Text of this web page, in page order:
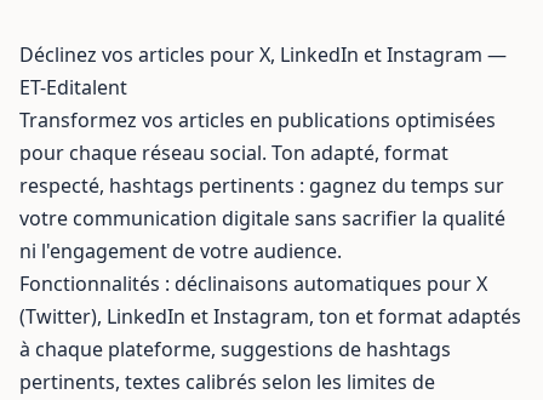
Déclinez vos articles pour X, LinkedIn et Instagram —
ET-Editalent
Transformez vos articles en publications optimisées
pour chaque réseau social. Ton adapté, format
respecté, hashtags pertinents : gagnez du temps sur
votre communication digitale sans sacrifier la qualité
ni l'engagement de votre audience.
Fonctionnalités : déclinaisons automatiques pour X
(Twitter), LinkedIn et Instagram, ton et format adaptés
à chaque plateforme, suggestions de hashtags
pertinents, textes calibrés selon les limites de